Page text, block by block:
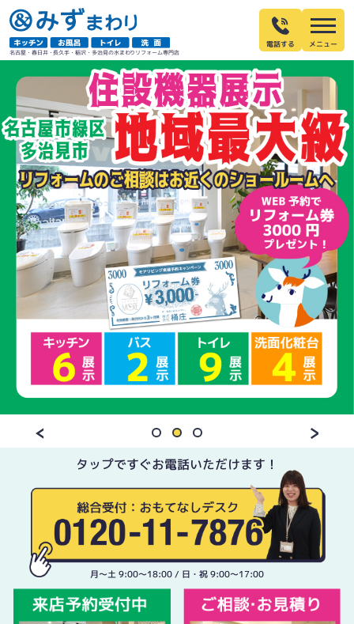
名古屋・春日井・長久手・稲沢・多治見の水まわりリフォーム専門店
電話する
タップですぐお電話いただけます！
月〜土 9:00〜18:00 / 日・祝 9:00〜17:00